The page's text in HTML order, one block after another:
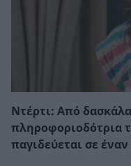
Ντέρτι: Από
πληροφοριοδότρια
παγιδεύεται σε